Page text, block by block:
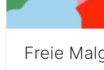
Freie